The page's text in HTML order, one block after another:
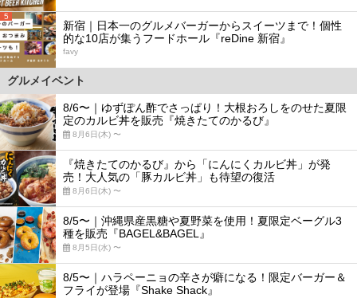
5
新宿｜日本一のグルメバーガーからスイーツまで！個性
的な10店が集うフードホール『reDine 新宿』
favy
グルメイベント
8/6〜｜ゆずぽん酢でさっぱり！大根おろしをのせた夏限
定のカルビ丼を販売『焼きたてのかるび』
8月6日(木) 〜
『焼きたてのかるび』から「にんにくカルビ丼」が発
売！大人気の「豚カルビ丼」も待望の復活
8月6日(木) 〜
8/5〜｜沖縄県産黒糖や夏野菜を使用！夏限定ベーグル3
種を販売『BAGEL&BAGEL』
8月5日(水) 〜
8/5〜｜ハラペーニョの辛さが癖になる！限定バーガー＆
フライが登場『Shake Shack』